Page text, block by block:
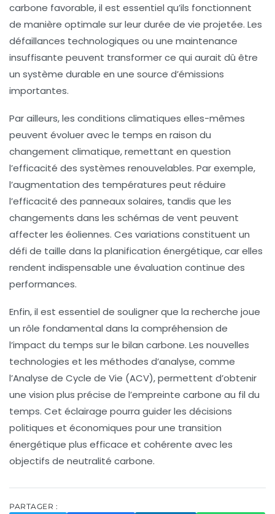
carbone favorable, il est essentiel qu’ils fonctionnent
de manière optimale sur leur durée de vie projetée. Les
défaillances technologiques ou une maintenance
insuffisante peuvent transformer ce qui aurait dû être
un système durable en une source d’émissions
importantes.
Par ailleurs, les conditions climatiques elles-mêmes
peuvent évoluer avec le temps en raison du
changement climatique, remettant en question
l’efficacité des systèmes renouvelables. Par exemple,
l’augmentation des températures peut réduire
l’efficacité des panneaux solaires, tandis que les
changements dans les schémas de vent peuvent
affecter les éoliennes. Ces variations constituent un
défi de taille dans la planification énergétique, car elles
rendent indispensable une évaluation continue des
performances.
Enfin, il est essentiel de souligner que la recherche joue
un rôle fondamental dans la compréhension de
l’impact du temps sur le bilan carbone. Les nouvelles
technologies et les méthodes d’analyse, comme
l’Analyse de Cycle de Vie (ACV), permettent d’obtenir
une vision plus précise de l’empreinte carbone au fil du
temps. Cet éclairage pourra guider les décisions
politiques et économiques pour une transition
énergétique plus efficace et cohérente avec les
objectifs de neutralité carbone.
PARTAGER :